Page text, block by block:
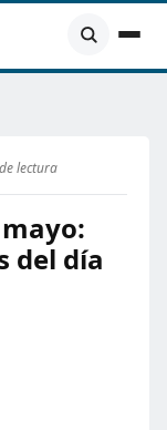
lectura
del día